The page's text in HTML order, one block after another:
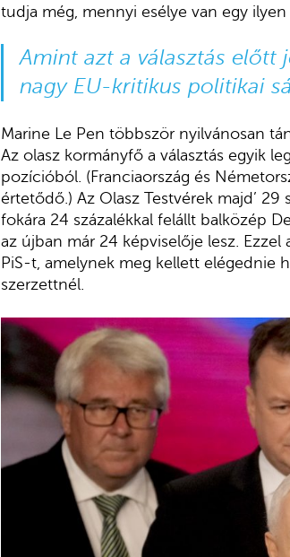
tudja még, mennyi esélye van egy
Amint azt a választás előtt
nagy EU-kritikus politikai
Marine Le Pen többször nyilvánosan
Az olasz kormányfő a választás egyik
pozícióból. (Franciaország és
értetődő.) Az Olasz Testvérek majd’
fokára 24 százalékkal felállt balközép
az újban már 24 képviselője lesz.
PiS-t, amelynek meg kellett elégednie
szerzettnél.